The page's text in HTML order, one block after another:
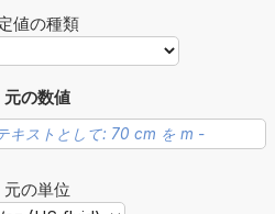
値の種類
元の数値
元の単位